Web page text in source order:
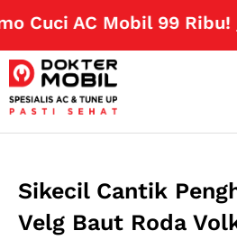
AC Mobil 99 Ribu!
Sikecil Cantik
Velg Baut Roda